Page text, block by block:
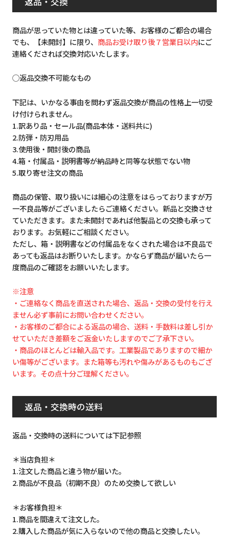
商品が思っていた物とは違っていた等、お客様のご都合の場合
でも、【未開封】に限り、 商品お受け取り後７営業日以内にご
連絡くだされば交換対応いたします。
◯返品交換不可能なもの
下記は、いかなる事由を問わず返品交換が商品の性格上一切受
け付けられません。
1.訳あり品・セール品(商品本体・送料共に)
2.防弾・防刃用品
3.使用後・開封後の商品
4.箱・付属品・説明書等が納品時と同等な状態でない物
5.取り寄せ注文の商品
商品の保管、取り扱いには細心の注意をはらっておりますが万
一不良品等がございましたらご連絡ください。新品と交換させ
ていただきます。また未開封であれば他製品との交換も承って
おります。お気軽にご相談ください。
ただし、箱・説明書などの付属品をなくされた場合は不良品で
あっても返品はお断りいたします。かならず商品が届いたら一
度商品のご確認をお願いいたします。
※注意
・ご連絡なく商品を直送された場合、返品・交換の受付を行え
ません必ず事前にお問い合わせください。
・お客様のご都合による返品の場合、送料・手数料は差し引か
せていただき差額をご返金いたしますのでご了承下さい。
・商品のほとんどは輸入品です。工業製品でありますので細か
い傷等がございます。また箱等も汚れや傷みがあるものもござ
います。その点十分ご理解ください。
返品・交換時の送料
返品・交換時の送料については下記参照
＊当店負担＊
1.注文した商品と違う物が届いた。
2.商品が不良品（初期不良）のため交換して欲しい
＊お客様負担＊
1.商品を間違えて注文した。
2.購入した商品が気に入らないので他の商品と交換したい。